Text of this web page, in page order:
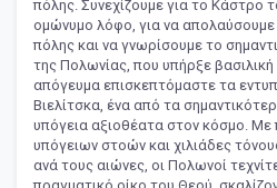
πόλης. Συνεχίζουμε για το Κάστρο
ομώνυμο λόφο, για να απολαύσουμε
πόλης και να γνωρίσουμε το
της Πολωνίας, που υπήρξε βασιλική
απόγευμα επισκεπτόμαστε τα
Βιελίτσκα, ένα από τα
υπόγεια αξιοθέατα στον κόσμο. Με
υπόγειων στοών και χιλιάδες
ανά τους αιώνες, οι Πολωνοί